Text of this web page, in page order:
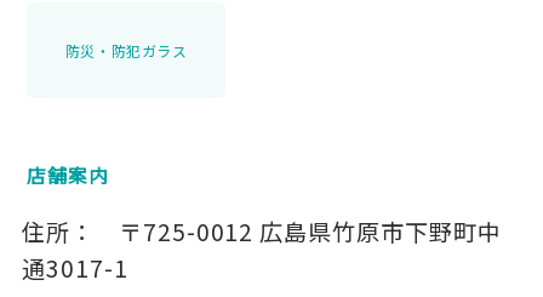
防災・防犯ガラス
店舗案内
住所： 〒725-0012 広島県竹原市下野町中
通3017-1